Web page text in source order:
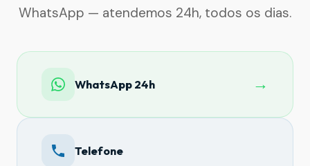
WhatsApp — atendemos 24h, todos os dias.
WhatsApp 24h →
Telefone